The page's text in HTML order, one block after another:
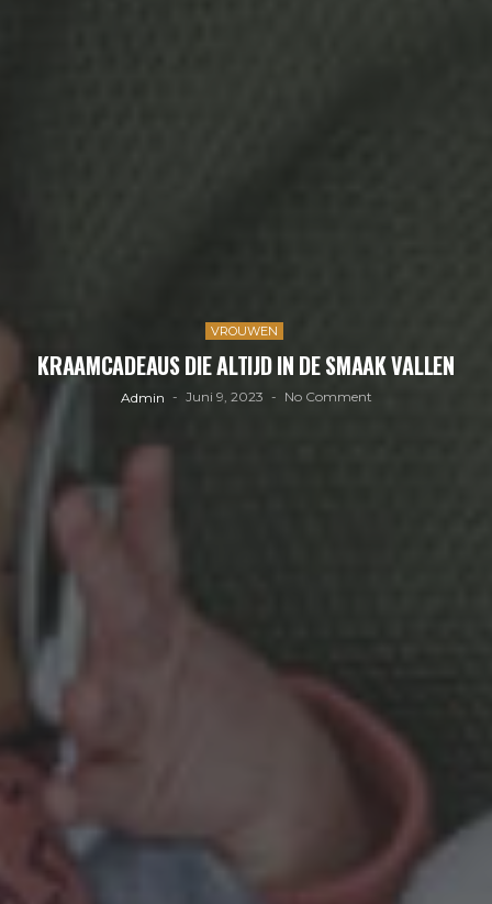
VROUWEN
KRAAMCADEAUS DIE ALTIJD IN DE SMAAK VALLEN
Admin Juni 9, 2023 No Comment